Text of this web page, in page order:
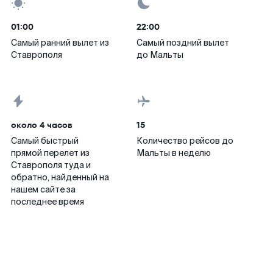
01:00
Самый ранний вылет из
Ставрополя
22:00
Самый поздний вылет
до Мальты
около 4 часов
Самый быстрый
прямой перелет из
Ставрополя туда и
обратно, найденный на
нашем сайте за
последнее время
15
Количество рейсов до
Мальты в неделю